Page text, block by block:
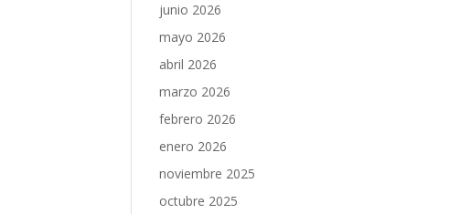
junio 2026
mayo 2026
abril 2026
marzo 2026
febrero 2026
enero 2026
noviembre 2025
octubre 2025